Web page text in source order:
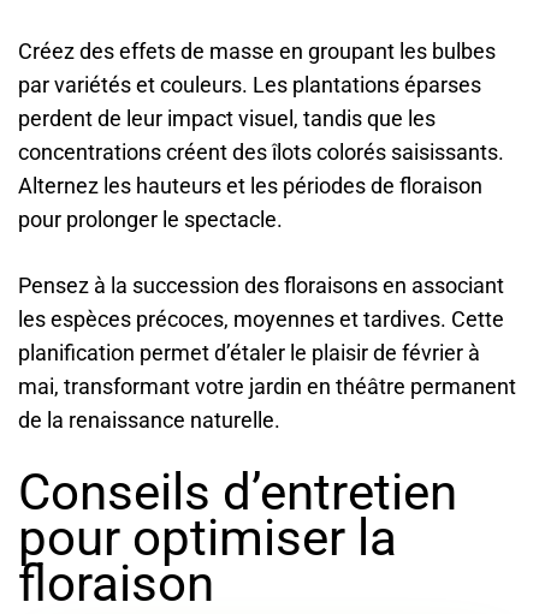
Créez des effets de masse en groupant les bulbes
par variétés et couleurs. Les plantations éparses
perdent de leur impact visuel, tandis que les
concentrations créent des îlots colorés saisissants.
Alternez les hauteurs et les périodes de floraison
pour prolonger le spectacle.
Pensez à la succession des floraisons en associant
les espèces précoces, moyennes et tardives. Cette
planification permet d’étaler le plaisir de février à
mai, transformant votre jardin en théâtre permanent
de la renaissance naturelle.
Conseils d’entretien
pour optimiser la
floraison